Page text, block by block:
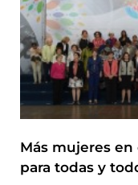
Más mujeres
para todas y